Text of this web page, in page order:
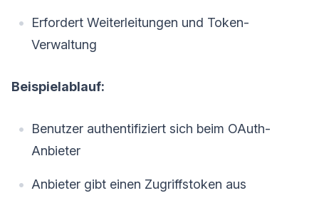
Erfordert Weiterleitungen und Token-
Verwaltung
Beispielablauf:
Benutzer authentifiziert sich beim OAuth-
Anbieter
Anbieter gibt einen Zugriffstoken aus